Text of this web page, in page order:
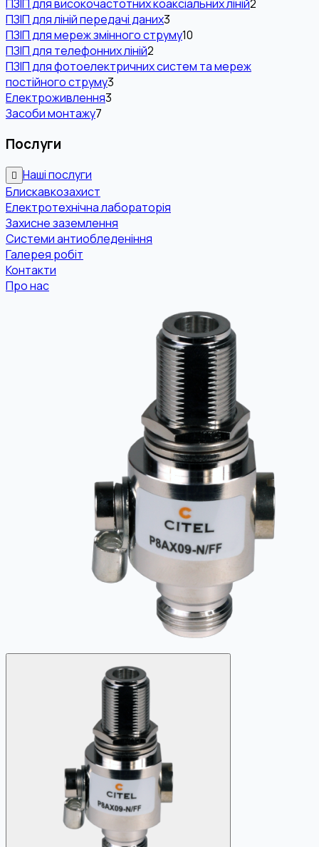
ПЗІП для високочастотних коаксіальних ліній2
ПЗІП для ліній передачі даних3
ПЗІП для мереж змінного струму10
ПЗІП для телефонних ліній2
ПЗІП для фотоелектричних систем та мереж
постійного струму3
Електроживлення3
Засоби монтажу7
Послуги
Наші послуги
Блискавкозахист
Електротехнічна лабораторія
Захисне заземлення
Системи антиобледеніння
Галерея робіт
Контакти
Про нас